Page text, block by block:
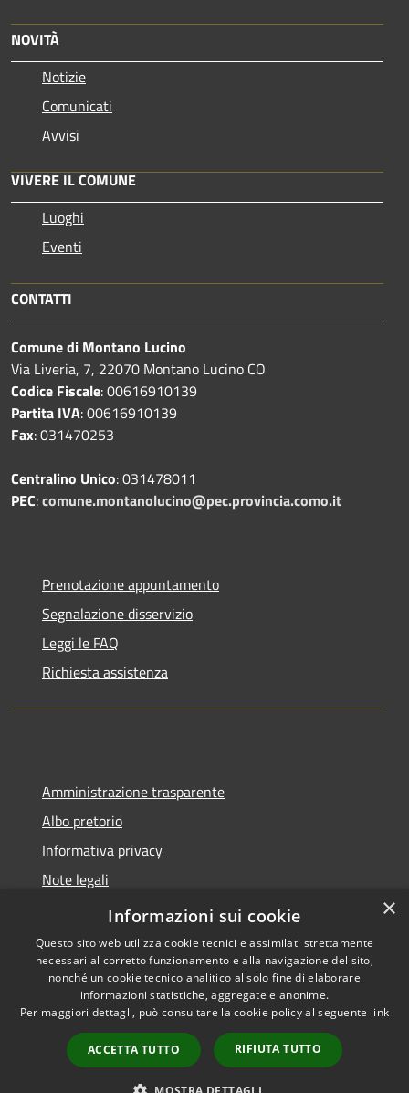
NOVITÀ
Notizie
Comunicati
Avvisi
VIVERE IL COMUNE
Luoghi
Eventi
CONTATTI
Comune di Montano Lucino
Via Liveria, 7, 22070 Montano Lucino CO
Codice Fiscale: 00616910139
Partita IVA: 00616910139
Fax: 031470253
Centralino Unico: 031478011
PEC:comune.montanolucino@pec.provincia.como.it
Prenotazione appuntamento
Segnalazione disservizio
Leggi le FAQ
Richiesta assistenza
Amministrazione trasparente
Albo pretorio
Informativa privacy
Note legali
Dichiarazione di accessibilità
Accessibilità
Copyright © 2026 • Comune di
Montano Lucino • Powered by
Municipium•
Accesso
redazione
×
Informazioni sui cookie
Questo sito web utilizza cookie tecnici e assimilati strettamente
necessari al corretto funzionamento e alla navigazione del sito,
nonché un cookie tecnico analitico al solo fine di elaborare
informazioni statistiche, aggregate e anonime.
Per maggiori dettagli, può consultare la cookie policy al seguente link
ACCETTA TUTTO RIFIUTA TUTTO